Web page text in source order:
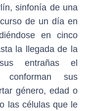
sinfonía de una
de un día en
en cinco
la llegada de la
entrañas el
conforman sus
género, edad o
las células que le